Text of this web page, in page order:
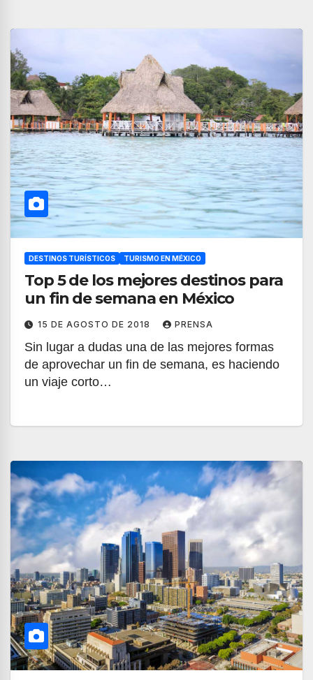
DESTINOS TURÍSTICOS TURISMO EN MÉXICO
Top 5 de los mejores destinos para
un fin de semana en México
15 DE AGOSTO DE 2018 PRENSA
Sin lugar a dudas una de las mejores formas
de aprovechar un fin de semana, es haciendo
un viaje corto…